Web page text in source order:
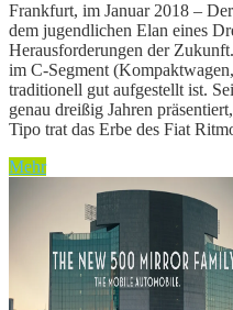
Frankfurt, im Januar 2018 –
dem jugendlichen Elan eines
Herausforderungen der
im C-Segment
traditionell gut aufgestellt ist.
genau dreißig Jahren
Tipo trat das Erbe des Fiat
Mehr